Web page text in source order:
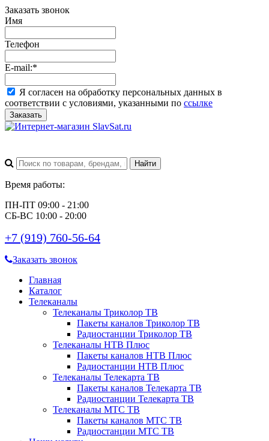
Заказать звонок
Имя
Телефон
E-mail:*
Я согласен на обработку персональных данных в
соответствии с условиями, указанными по ссылке
Заказать
Время работы:
ПН-ПТ 09:00 - 21:00
СБ-ВС 10:00 - 20:00
+7 (919) 760-56-64
Заказать звонок
Главная
Каталог
Телеканалы
Телеканалы Триколор ТВ
Пакеты каналов Триколор ТВ
Радиостанции Триколор ТВ
Телеканалы НТВ Плюс
Пакеты каналов НТВ Плюс
Радиостанции НТВ Плюс
Телеканалы Телекарта ТВ
Пакеты каналов Телекарта ТВ
Радиостанции Телекарта ТВ
Телеканалы МТС ТВ
Пакеты каналов МТС ТВ
Радиостанции МТС ТВ